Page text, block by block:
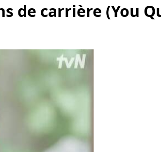
de carrière (You